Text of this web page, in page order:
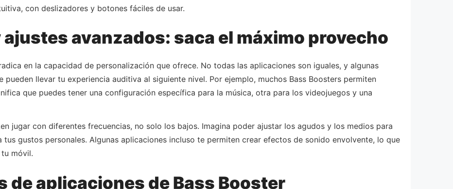
con deslizadores y botones fáciles de usar.
avanzados: saca el máximo provecho
en la capacidad de personalización que ofrece. No todas las aplicaciones son iguales, y algunas
pueden llevar tu experiencia auditiva al siguiente nivel. Por ejemplo, muchos Bass Boosters permiten
que puedes tener una configuración específica para la música, otra para los videojuegos y una
jugar con diferentes frecuencias, no solo los bajos. Imagina poder ajustar los agudos y los medios para
gustos personales. Algunas aplicaciones incluso te permiten crear efectos de sonido envolvente, lo que
móvil.
de aplicaciones de Bass Booster